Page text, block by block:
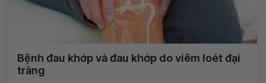
Bệnh đau khớp và đau khớp do viêm loét đại
tràng